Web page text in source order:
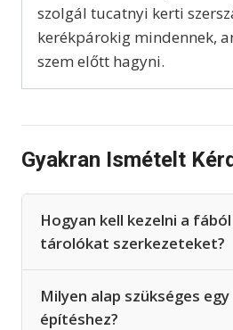
szolgál tucatnyi kerti
kerékpárokig mindennek,
szem előtt hagyni.
Gyakran Ismételt
Hogyan kell kezelni a
tárolókat szerkezeteket?
Milyen alap szükséges
építéshez?